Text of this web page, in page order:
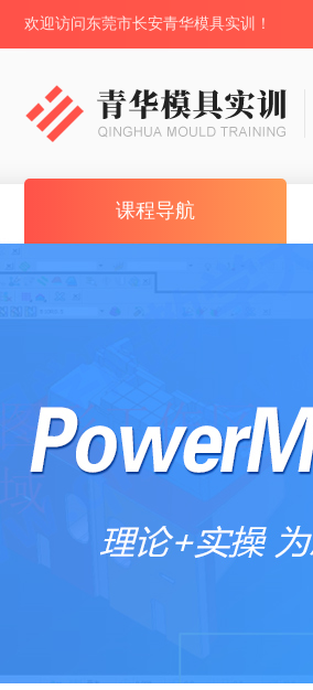
欢迎访问东莞市长安青华模具实训！
课程导航